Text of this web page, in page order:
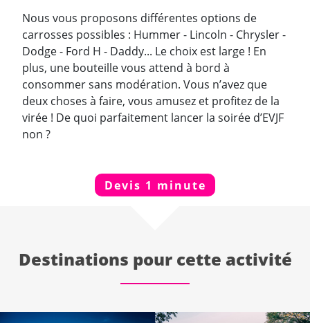
Nous vous proposons différentes options de
carrosses possibles : Hummer - Lincoln - Chrysler -
Dodge - Ford H - Daddy... Le choix est large ! En
plus, une bouteille vous attend à bord à
consommer sans modération. Vous n’avez que
deux choses à faire, vous amusez et profitez de la
virée ! De quoi parfaitement lancer la soirée d’EVJF
non ?
Devis 1 minute
Destinations pour cette activité